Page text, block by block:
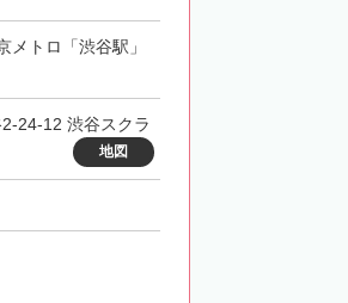
トロ「渋谷駅」
24-12 渋谷スクラ
地図